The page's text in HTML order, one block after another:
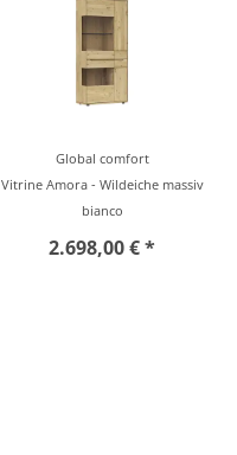
Global comfort
Vitrine Amora - Wildeiche massiv
bianco
2.698,00 € *